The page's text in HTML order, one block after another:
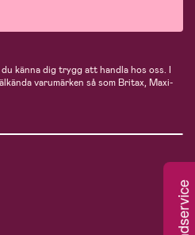
känna dig trygg att handla hos oss. I
varumärken så som Britax, Maxi-